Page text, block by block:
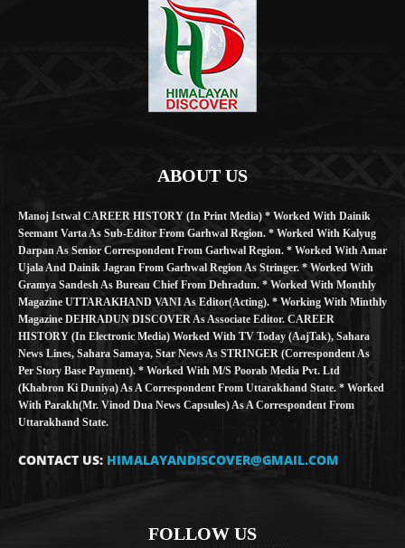
ABOUT US
Manoj Istwal CAREER HISTORY (in Print Media) * Worked With Dainik
Seemant Varta As Sub-Editor From Garhwal Region. * Worked With Kalyug
Darpan As Senior Correspondent From Garhwal Region. * Worked With Amar
Ujala And Dainik Jagran From Garhwal Region As Stringer. * Worked With
Gramya Sandesh As Bureau Chief From Dehradun. * Worked With Monthly
Magazine UTTARAKHAND VANI As Editor(Acting). * Working With Minthly
Magazine DEHRADUN DISCOVER As Associate Editor. CAREER
HISTORY (in Electronic Media) Worked With TV Today (AajTak), Sahara
News Lines, Sahara Samaya, Star News As STRINGER (Correspondent As
Per Story Base Payment). * Worked With M/S Poorab Media Pvt. Ltd
(Khabron Ki Duniya) As A Correspondent From Uttarakhand State. * Worked
With Parakh(Mr. Vinod Dua News Capsules) As A Correspondent From
Uttarakhand State.
CONTACT US: HIMALAYANDISCOVER@GMAIL.COM
FOLLOW US